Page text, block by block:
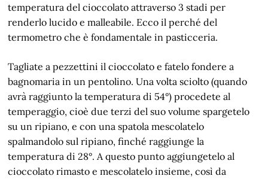
temperatura del cioccolato attraverso 3 stadi per
renderlo lucido e malleabile. Ecco il perché del
termometro che è fondamentale in pasticceria.
Tagliate a pezzettini il cioccolato e fatelo fondere a
bagnomaria in un pentolino. Una volta sciolto (quando
avrà raggiunto la temperatura di 54°) procedete al
temperaggio, cioè due terzi del suo volume spargetelo
su un ripiano, e con una spatola mescolatelo
spalmandolo sul ripiano, finché raggiunge la
temperatura di 28°. A questo punto aggiungetelo al
cioccolato rimasto e mescolatelo insieme, così da